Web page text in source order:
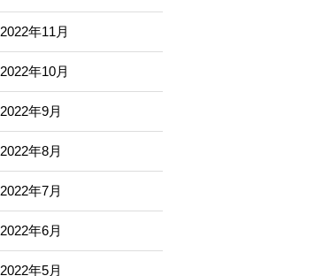
2022年11月
2022年10月
2022年9月
2022年8月
2022年7月
2022年6月
2022年5月